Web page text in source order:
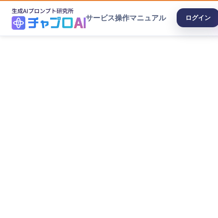
サービス操作マニュアル ログイン